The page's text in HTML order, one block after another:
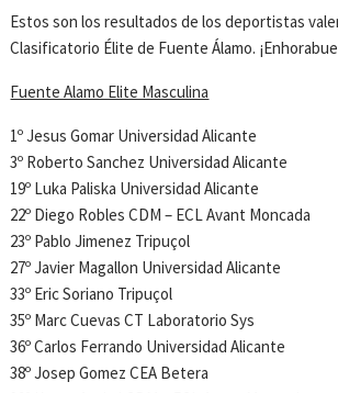
Estos son los resultados de los deportistas
Clasificatorio Élite de Fuente Álamo.
Fuente Alamo Elite Masculina
1º Jesus Gomar Universidad Alicante
3º Roberto Sanchez Universidad Alicante
19º Luka Paliska Universidad Alicante
22º Diego Robles CDM – ECL Avant Moncada
23º Pablo Jimenez Tripuçol
27º Javier Magallon Universidad Alicante
33º Eric Soriano Tripuçol
35º Marc Cuevas CT Laboratorio Sys
36º Carlos Ferrando Universidad Alicante
38º Josep Gomez CEA Betera